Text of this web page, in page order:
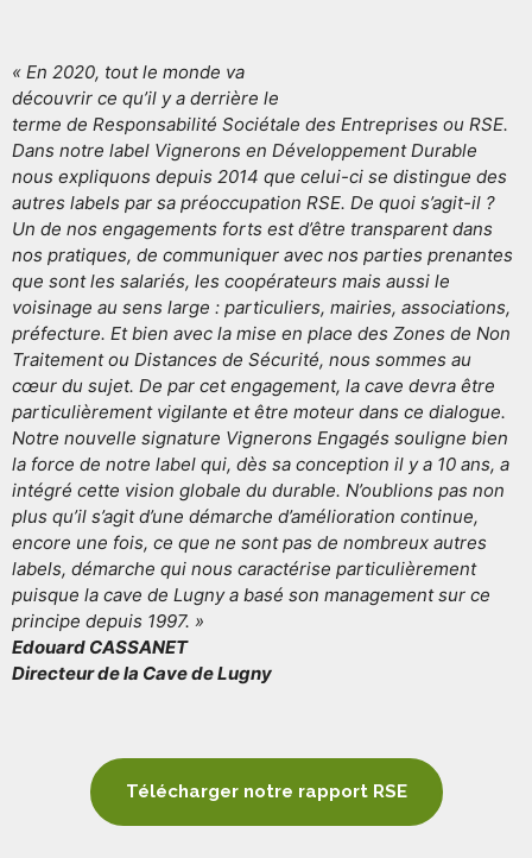
« En 2020, tout le monde va
découvrir ce qu’il y a derrière le
terme de Responsabilité Sociétale des Entreprises ou RSE.
Dans notre label Vignerons en Développement Durable
nous expliquons depuis 2014 que celui-ci se distingue des
autres labels par sa préoccupation RSE. De quoi s’agit-il ?
Un de nos engagements forts est d’être transparent dans
nos pratiques, de communiquer avec nos parties prenantes
que sont les salariés, les coopérateurs mais aussi le
voisinage au sens large : particuliers, mairies, associations,
préfecture. Et bien avec la mise en place des Zones de Non
Traitement ou Distances de Sécurité, nous sommes au
cœur du sujet. De par cet engagement, la cave devra être
particulièrement vigilante et être moteur dans ce dialogue.
Notre nouvelle signature Vignerons Engagés souligne bien
la force de notre label qui, dès sa conception il y a 10 ans, a
intégré cette vision globale du durable. N’oublions pas non
plus qu’il s’agit d’une démarche d’amélioration continue,
encore une fois, ce que ne sont pas de nombreux autres
labels, démarche qui nous caractérise particulièrement
puisque la cave de Lugny a basé son management sur ce
principe depuis 1997. »
Edouard CASSANET
Directeur de la Cave de Lugny
Télécharger notre rapport RSE